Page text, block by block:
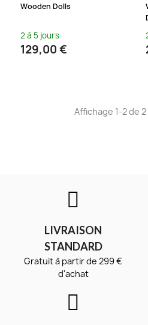
Wooden Dolls
2 à 5 jours
129,00 €
Affichage 1-2 de
LIVRAISON
STANDARD
Gratuit à partir de 299 €
d'achat